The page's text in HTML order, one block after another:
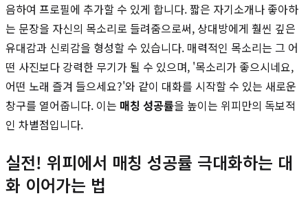
음하여 프로필에 추가할 수 있게 합니다. 짧은 자기소개나 좋아하
는 문장을 자신의 목소리로 들려줌으로써, 상대방에게 훨씬 깊은
유대감과 신뢰감을 형성할 수 있습니다. 매력적인 목소리는 그 어
떤 사진보다 강력한 무기가 될 수 있으며, '목소리가 좋으시네요,
어떤 노래 즐겨 들으세요?'와 같이 대화를 시작할 수 있는 새로운
창구를 열어줍니다. 이는 매칭 성공률을 높이는 위피만의 독보적
인 차별점입니다.
실전! 위피에서 매칭 성공률 극대화하는 대
화 이어가는 법